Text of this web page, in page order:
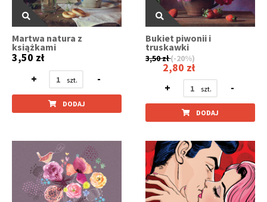
Martwa natura z
książkami
3,50 zł
+
-
DODAJ
Bukiet piwonii i
truskawki
3,50 zł(-20%)
2,80 zł
+
-
DODAJ